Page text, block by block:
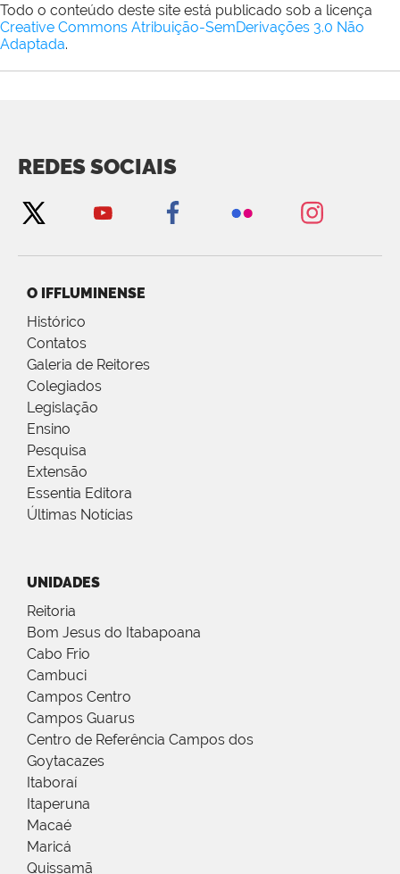
Todo o conteúdo deste site está publicado sob a licença
Creative Commons Atribuição-SemDerivações 3.0 Não
Adaptada.
REDES SOCIAIS
O IFFLUMINENSE
Histórico
Contatos
Galeria de Reitores
Colegiados
Legislação
Ensino
Pesquisa
Extensão
Essentia Editora
Últimas Notícias
UNIDADES
Reitoria
Bom Jesus do Itabapoana
Cabo Frio
Cambuci
Campos Centro
Campos Guarus
Centro de Referência Campos dos
Goytacazes
Itaboraí
Itaperuna
Macaé
Maricá
Quissamã